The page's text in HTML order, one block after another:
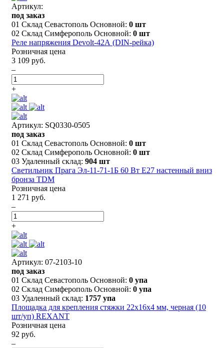
Артикул:
под заказ
01 Склад Севастополь Основной: 0 шт
02 Склад Симферополь Основной: 0 шт
Реле напряжения Devolt-42А (DIN-рейка)
Розничная цена
3 109 руб.
–
+
Артикул: SQ0330-0505
под заказ
01 Склад Севастополь Основной: 0 шт
02 Склад Симферополь Основной: 0 шт
03 Удаленный склад: 904 шт
Светильник Прага Эл-11-71-1Б 60 Вт Е27 настенный вниз
бронза TDM
Розничная цена
1 271 руб.
–
+
Артикул: 07-2103-10
под заказ
01 Склад Севастополь Основной: 0 упа
02 Склад Симферополь Основной: 0 упа
03 Удаленный склад: 1757 упа
Площадка для крепления стяжки 22x16х4 мм, черная (10
шт/уп) REXANT
Розничная цена
92 руб.
–